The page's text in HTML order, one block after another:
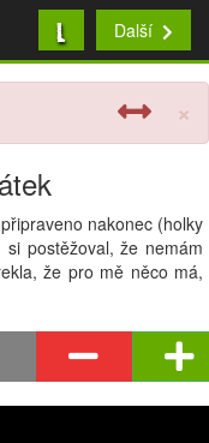
L Další
×
nakonec (holky
postěžoval, že nemám
že pro mě něco má,